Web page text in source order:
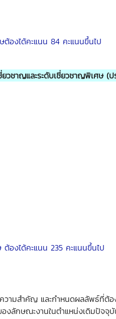
องได้คะแนน 84 คะแนนขึ้นไป
ยวชาญและระดับเชี่ยวชาญพิเศษ (
องได้คะแนน 235 คะแนนขึ้นไป
สำคัญ และกำหนดผลลัพธ์ที่ต้อง
ลักษณะงานในตำแหน่งเดิมปัจจุบั